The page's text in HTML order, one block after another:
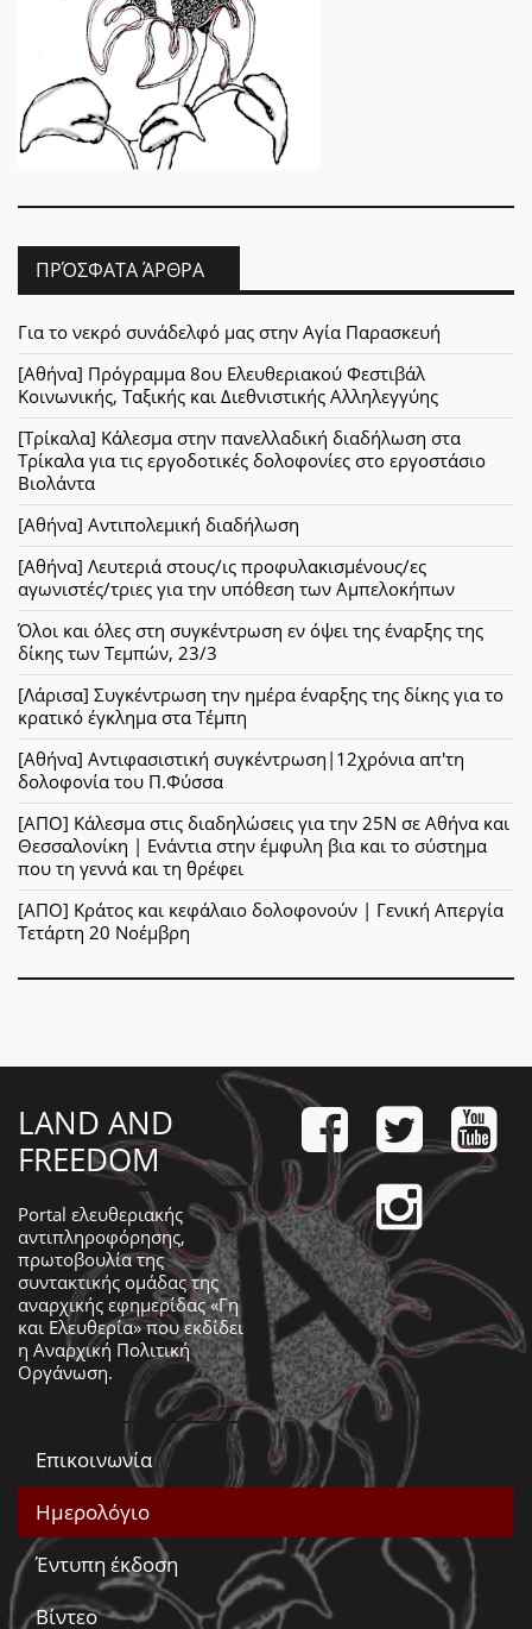
ΠΡΌΣΦΑΤΑ ΆΡΘΡΑ
Για το νεκρό συνάδελφό μας στην Αγία Παρασκευή
[Αθήνα] Πρόγραμμα 8ου Ελευθεριακού Φεστιβάλ
Κοινωνικής, Ταξικής και Διεθνιστικής Αλληλεγγύης
[Τρίκαλα] Κάλεσμα στην πανελλαδική διαδήλωση στα
Τρίκαλα για τις εργοδοτικές δολοφονίες στο εργοστάσιο
Βιολάντα
[Αθήνα] Αντιπολεμική διαδήλωση
[Αθήνα] Λευτεριά στους/ις προφυλακισμένους/ες
αγωνιστές/τριες για την υπόθεση των Αμπελοκήπων
Όλοι και όλες στη συγκέντρωση εν όψει της έναρξης της
δίκης των Τεμπών, 23/3
[Λάρισα] Συγκέντρωση την ημέρα έναρξης της δίκης για το
κρατικό έγκλημα στα Τέμπη
[Αθήνα] Αντιφασιστική συγκέντρωση|12χρόνια απ'τη
δολοφονία του Π.Φύσσα
[ΑΠΟ] Κάλεσμα στις διαδηλώσεις για την 25Ν σε Αθήνα και
Θεσσαλονίκη | Ενάντια στην έμφυλη βια και το σύστημα
που τη γεννά και τη θρέφει
[ΑΠΟ] Κράτος και κεφάλαιο δολοφονούν | Γενική Απεργία
Τετάρτη 20 Νοέμβρη
LAND AND
FREEDOM
Portal ελευθεριακής
αντιπληροφόρησης,
πρωτοβουλία της
συντακτικής ομάδας της
αναρχικής εφημερίδας «Γη
και Ελευθερία» που εκδίδει
η Αναρχική Πολιτική
Οργάνωση.
Επικοινωνία
Ημερολόγιο
Έντυπη έκδοση
Βίντεο